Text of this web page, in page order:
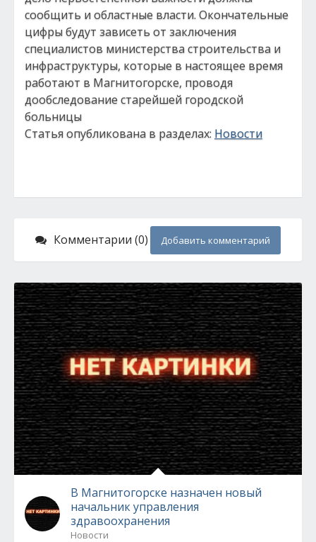
сообщить и областные власти. Окончательные
цифры будут зависеть от заключения
специалистов министерства строительства и
инфраструктуры, которые в настоящее время
работают в Магнитогорске, проводя
дообследование старейшей городской
больницы
Статья опубликована в разделах: Новости
Комментарии (0) Добавить комментарий
В Магнитогорске назначен новый
начальник управления
здравоохранения
Новости